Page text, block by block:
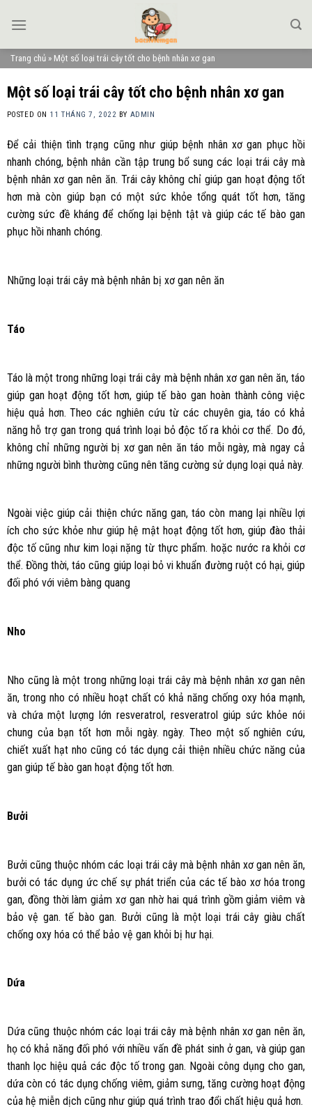
Trang chủ » Một số loại trái cây tốt cho bệnh nhân xơ gan
Một số loại trái cây tốt cho bệnh nhân xơ gan
POSTED ON 11 THÁNG 7, 2022 BY ADMIN
Để cải thiện tình trạng cũng như giúp bệnh nhân xơ gan phục hồi
nhanh chóng, bệnh nhân cần tập trung bổ sung các loại trái cây mà
bệnh nhân xơ gan nên ăn. Trái cây không chỉ giúp gan hoạt động tốt
hơn mà còn giúp bạn có một sức khỏe tổng quát tốt hơn, tăng
cường sức đề kháng để chống lại bệnh tật và giúp các tế bào gan
phục hồi nhanh chóng.
Những loại trái cây mà bệnh nhân bị xơ gan nên ăn
Táo
Táo là một trong những loại trái cây mà bệnh nhân xơ gan nên ăn, táo
giúp gan hoạt động tốt hơn, giúp tế bào gan hoàn thành công việc
hiệu quả hơn. Theo các nghiên cứu từ các chuyên gia, táo có khả
năng hỗ trợ gan trong quá trình loại bỏ độc tố ra khỏi cơ thể. Do đó,
không chỉ những người bị xơ gan nên ăn táo mỗi ngày, mà ngay cả
những người bình thường cũng nên tăng cường sử dụng loại quả này.
Ngoài việc giúp cải thiện chức năng gan, táo còn mang lại nhiều lợi
ích cho sức khỏe như giúp hệ mật hoạt động tốt hơn, giúp đào thải
độc tố cũng như kim loại nặng từ thực phẩm. hoặc nước ra khỏi cơ
thể. Đồng thời, táo cũng giúp loại bỏ vi khuẩn đường ruột có hại, giúp
đối phó với viêm bàng quang
Nho
Nho cũng là một trong những loại trái cây mà bệnh nhân xơ gan nên
ăn, trong nho có nhiều hoạt chất có khả năng chống oxy hóa mạnh,
và chứa một lượng lớn resveratrol, resveratrol giúp sức khỏe nói
chung của bạn tốt hơn mỗi ngày. ngày. Theo một số nghiên cứu,
chiết xuất hạt nho cũng có tác dụng cải thiện nhiều chức năng của
gan giúp tế bào gan hoạt động tốt hơn.
Bưởi
Bưởi cũng thuộc nhóm các loại trái cây mà bệnh nhân xơ gan nên ăn,
bưởi có tác dụng ức chế sự phát triển của các tế bào xơ hóa trong
gan, đồng thời làm giảm xơ gan nhờ hai quá trình gồm giảm viêm và
bảo vệ gan. tế bào gan. Bưởi cũng là một loại trái cây giàu chất
chống oxy hóa có thể bảo vệ gan khỏi bị hư hại.
Dứa
Dứa cũng thuộc nhóm các loại trái cây mà bệnh nhân xơ gan nên ăn,
họ có khả năng đối phó với nhiều vấn đề phát sinh ở gan, và giúp gan
thanh lọc hiệu quả các độc tố trong gan. Ngoài công dụng cho gan,
dứa còn có tác dụng chống viêm, giảm sưng, tăng cường hoạt động
của hệ miễn dịch cũng như giúp quá trình trao đổi chất hiệu quả hơn.